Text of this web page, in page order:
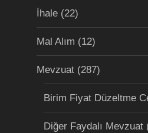
İhale (22)
Mal Alım (12)
Mevzuat (287)
Birim Fiyat Düzeltme
Diğer Faydalı Mevzuat